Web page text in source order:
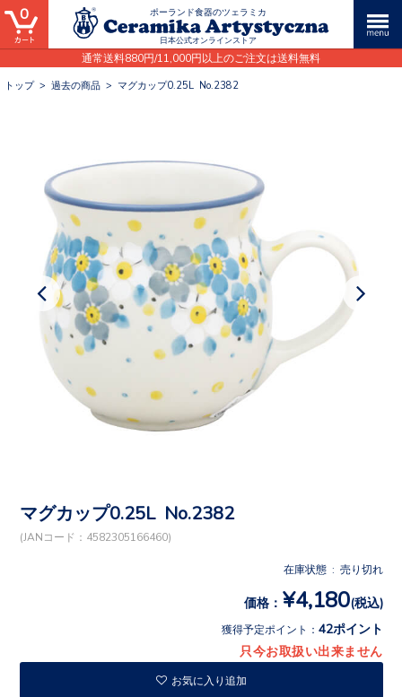
ポーランド食器のツェラミカ
日本公式オンラインストア
通常送料880円/11,000円以上のご注文は送料無料
0
トップ> 過去の商品 > マグカップ0.25L No.2382
マグカップ0.25L No.2382
(JANコード：4582305166460)
在庫状態 : 売り切れ
価格： ¥4,180(税込)
獲得予定ポイント： 42ポイント
只今お取扱い出来ません
お気に入り追加